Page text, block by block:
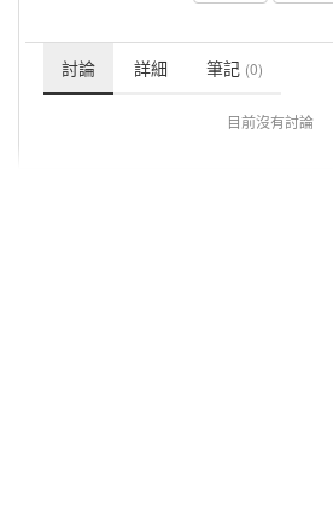
討論 詳細 筆記 (0)
目前沒有討論